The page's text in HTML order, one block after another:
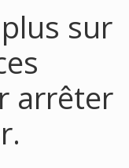
sur
arrêter